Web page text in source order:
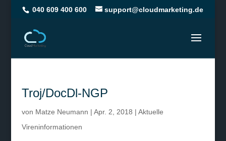
040 609 400 600 support@cloudmarketing.de
Troj/DocDl-NGP
von Matze Neumann | Apr. 2, 2018 | Aktuelle
Vireninformationen